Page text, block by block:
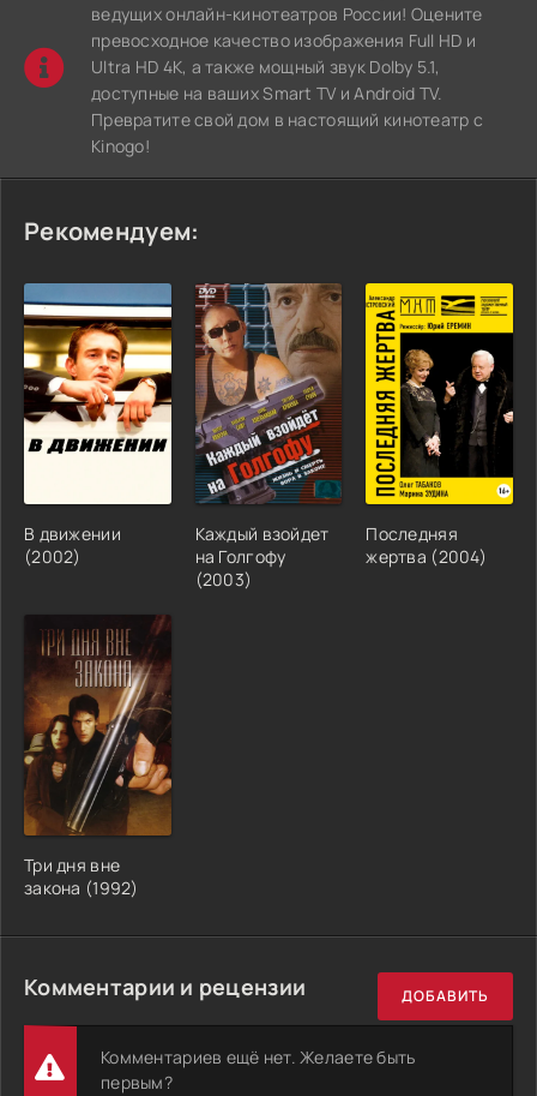
ведущих онлайн-кинотеатров России! Оцените
превосходное качество изображения Full HD и
Ultra HD 4K, а также мощный звук Dolby 5.1,
доступные на ваших Smart TV и Android TV.
Превратите свой дом в настоящий кинотеатр с
Kinogo!
Рекомендуем:
В движении
(2002)
Каждый взойдет
на Голгофу
(2003)
Последняя
жертва (2004)
Три дня вне
закона (1992)
Комментарии и рецензии ДОБАВИТЬ
Комментариев ещё нет. Желаете быть
первым?